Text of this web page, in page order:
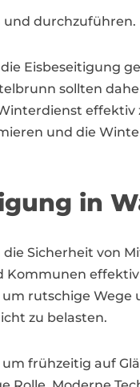
und durchzuführen.
Eisbeseitigung
sollten
effektiv
und die
in
Sicherheit von
rutschige Wege
zu belasten.
frühzeitig auf